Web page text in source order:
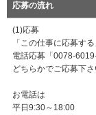
応募の流れ
(1)応募
「この仕事に応募す
電話応募「0078-
どちらかでご応募下さ
お電話は
平日9:30～18:00